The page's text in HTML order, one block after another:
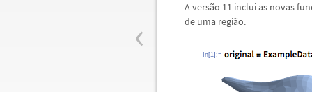
‹
A versão 11 inclui as novas fun
de uma região.
In[1]:=